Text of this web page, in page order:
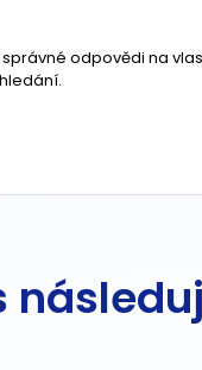
odpovědi na